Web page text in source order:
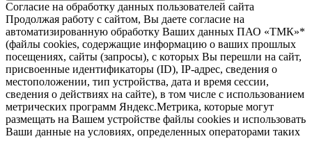
Согласие на обработку данных пользователей сайта
Продолжая работу с сайтом, Вы даете согласие на
автоматизированную обработку Ваших данных ПАО «ТМК»*
(файлы cookies, содержащие информацию о ваших прошлых
посещениях, сайты (запросы), с которых Вы перешли на сайт,
присвоенные идентификаторы (ID), IP-адрес, сведения о
местоположении, тип устройства, дата и время сессии,
сведения о действиях на сайте), в том числе с использованием
метрических программ Яндекс.Метрика, которые могут
размещать на Вашем устройстве файлы cookies и использовать
Ваши данные на условиях, определенных операторами таких